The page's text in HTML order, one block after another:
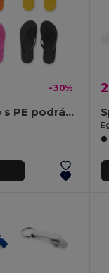
-30%
Pohodlné pantofle s PE podrážkou a PVC páskem